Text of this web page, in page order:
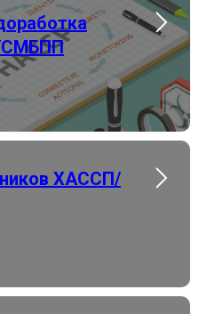
СМБПП
ХАССП/